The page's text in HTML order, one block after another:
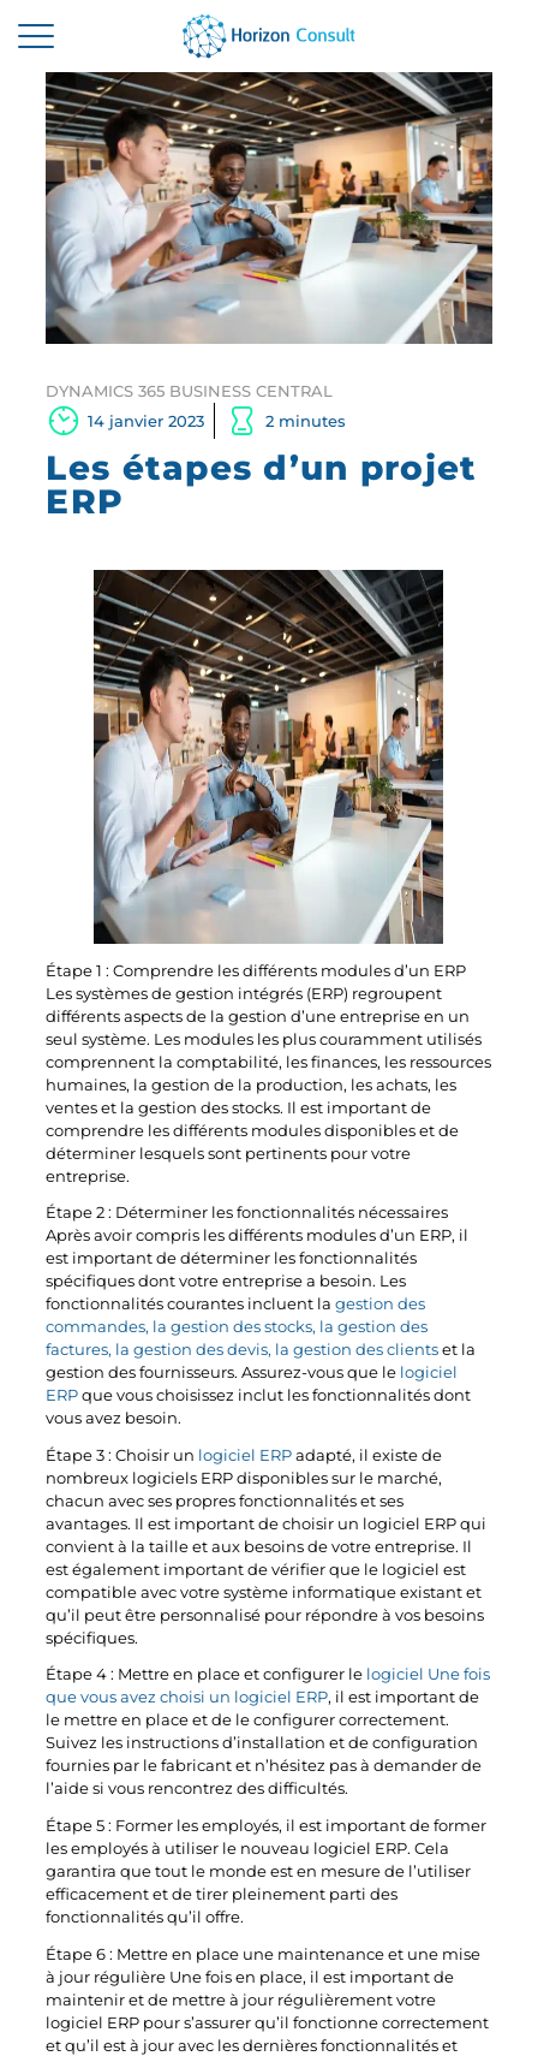
ACCUEIL
SOLUTIONS
A PROPOS
RESSOURCES
DYNAMICS 365 BUSINESS CENTRAL
14 janvier 2023
2 minutes
Les étapes d’un projet
ERP
Étape 1 : Comprendre les différents modules d’un ERP
Les systèmes de gestion intégrés (ERP) regroupent
différents aspects de la gestion d’une entreprise en un
seul système. Les modules les plus couramment utilisés
comprennent la comptabilité, les finances, les ressources
humaines, la gestion de la production, les achats, les
ventes et la gestion des stocks. Il est important de
comprendre les différents modules disponibles et de
déterminer lesquels sont pertinents pour votre
entreprise.
Étape 2 : Déterminer les fonctionnalités nécessaires
Après avoir compris les différents modules d’un ERP, il
est important de déterminer les fonctionnalités
spécifiques dont votre entreprise a besoin. Les
fonctionnalités courantes incluent lagestion des
commandes, la gestion des stocks, la gestion des
factures, la gestion des devis, la gestion des clients et la
gestion des fournisseurs. Assurez-vous que le logiciel
ERP que vous choisissez inclut les fonctionnalités dont
vous avez besoin.
Étape 3 : Choisir un logiciel ERP adapté, il existe de
nombreux logiciels ERP disponibles sur le marché,
chacun avec ses propres fonctionnalités et ses
avantages. Il est important de choisir un logiciel ERP qui
convient à la taille et aux besoins de votre entreprise. Il
est également important de vérifier que le logiciel est
compatible avec votre système informatique existant et
qu’il peut être personnalisé pour répondre à vos besoins
spécifiques.
Étape 4 : Mettre en place et configurer le logiciel Une fois
que vous avez choisi un logiciel ERP, il est important de
le mettre en place et de le configurer correctement.
Suivez les instructions d’installation et de configuration
fournies par le fabricant et n’hésitez pas à demander de
l’aide si vous rencontrez des difficultés.
Étape 5 : Former les employés, il est important de former
les employés à utiliser le nouveau logiciel ERP. Cela
garantira que tout le monde est en mesure de l’utiliser
efficacement et de tirer pleinement parti des
fonctionnalités qu’il offre.
Étape 6 : Mettre en place une maintenance et une mise
à jour régulière Une fois en place, il est important de
maintenir et de mettre à jour régulièrement votre
logiciel ERP pour s’assurer qu’il fonctionne correctement
et qu’il est à jour avec les dernières fonctionnalités et